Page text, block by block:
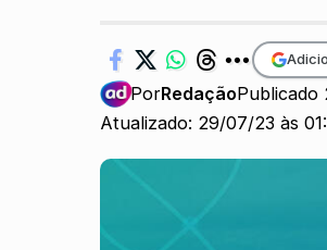
Atualizado: 29/07/23 às
PorRedaçãoPublicado